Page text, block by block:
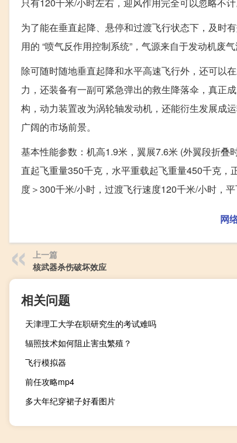
为了能在垂直起降、悬停和过渡飞行状态下，及时
用的 “喷气反作用控制系统”，气源来自于发动机废
除可随时随地垂直起降和水平高速飞行外，还可以
力，还装备有一副可紧急弹出的救生降落伞，真正
构，动力装置改为涡轮轴发动机，还能衍生发展成
广阔的市场前景。
基本性能参数：机高1.9米，翼展7.6米 (外翼段折
直起飞重量350千克，水平重载起飞重量450千克
度＞300千米/小时，过渡飞行速度120千米/小时，
网
上一篇
核武器杀伤破坏效应
相关问题
天津理工大学在职研究生的考试难吗
辐照技术如何阻止害虫繁殖？
飞行模拟器
前任攻略mp4
多大年纪穿裙子好看图片